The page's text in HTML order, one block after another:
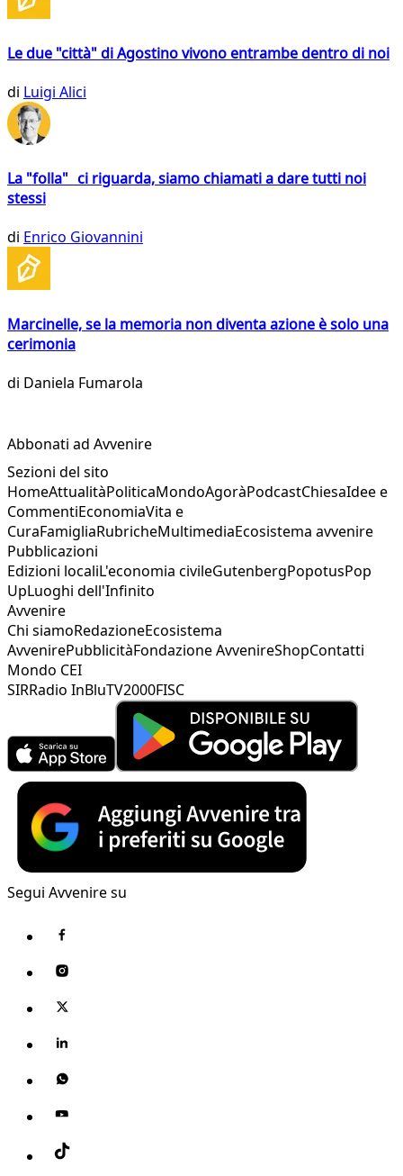
Le due "città" di Agostino vivono entrambe dentro di noi
di Luigi Alici
La "folla" ci riguarda, siamo chiamati a dare tutti noi
stessi
di Enrico Giovannini
Marcinelle, se la memoria non diventa azione è solo una
cerimonia
di Daniela Fumarola
Abbonati ad Avvenire
Sezioni del sito
HomeAttualitàPoliticaMondoAgoràPodcastChiesaIdee e
CommentiEconomiaVita e
CuraFamigliaRubricheMultimediaEcosistema avvenire
Pubblicazioni
Edizioni localiL'economia civileGutenbergPopotusPop
UpLuoghi dell'Infinito
Avvenire
Chi siamoRedazioneEcosistema
AvvenirePubblicitàFondazione AvvenireShopContatti
Mondo CEI
SIRRadio InBluTV2000FISC
Segui Avvenire su